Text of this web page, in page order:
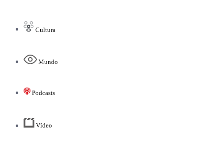
Cultura
Mundo
Podcasts
Vídeo